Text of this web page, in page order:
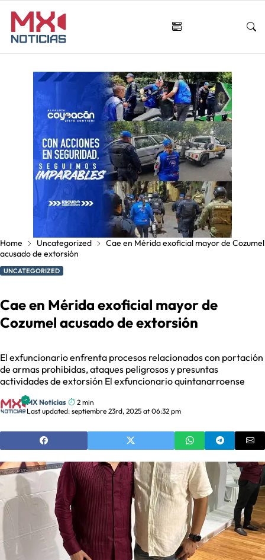
Home Uncategorized
Cae en Mérida exoficial mayor de Cozumel
acusado de extorsión
UNCATEGORIZED
Cae en Mérida exoficial mayor de
Cozumel acusado de extorsión
El exfuncionario enfrenta procesos relacionados con portación
de armas prohibidas, ataques peligrosos y presuntas
actividades de extorsión El exfuncionario quintanarroense
MX Noticias
2 min
Last updated: septiembre 23rd, 2025 at 06:32 pm